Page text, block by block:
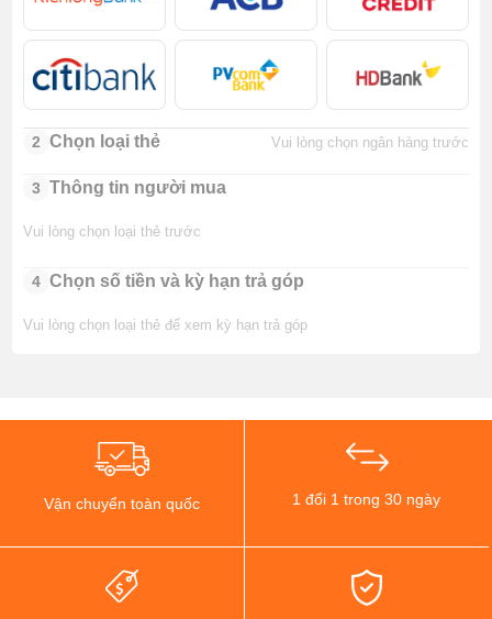
2 Chọn loại thẻ Vui lòng chọn ngân hàng trước
3 Thông tin người mua
Vui lòng chọn loại thẻ trước
4 Chọn số tiền và kỳ hạn trả góp
Vui lòng chọn loại thẻ để xem kỳ hạn trả góp
Vận chuyển toàn quốc 1 đổi 1 trong 30 ngày